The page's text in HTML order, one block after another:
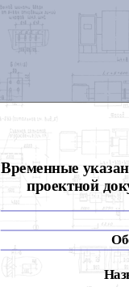
Временные
проектной